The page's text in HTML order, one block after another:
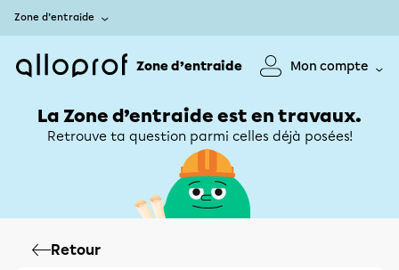
Zone d’entraide
Zone d’entraide Mon compte
La Zone d’entraide est en travaux.
Retrouve ta question parmi celles déjà posées!
Retour